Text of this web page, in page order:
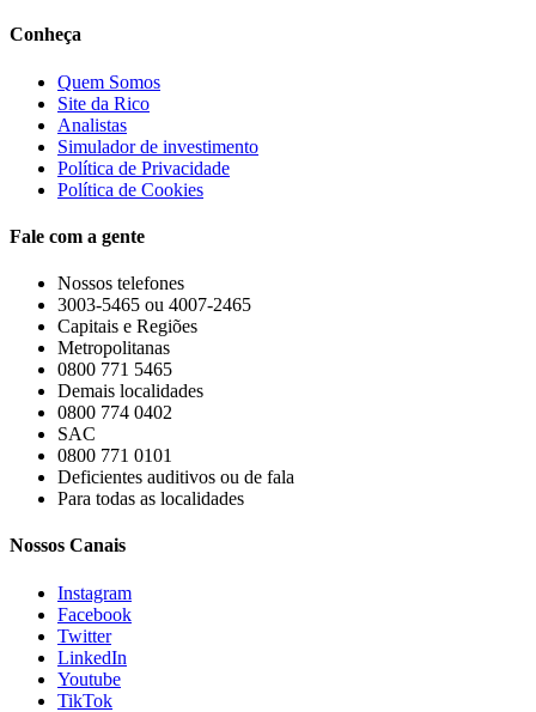
Conheça
Quem Somos
Site da Rico
Analistas
Simulador de investimento
Política de Privacidade
Política de Cookies
Fale com a gente
Nossos telefones
3003-5465 ou 4007-2465
Capitais e Regiões
Metropolitanas
0800 771 5465
Demais localidades
0800 774 0402
SAC
0800 771 0101
Deficientes auditivos ou de fala
Para todas as localidades
Nossos Canais
Instagram
Facebook
Twitter
LinkedIn
Youtube
TikTok